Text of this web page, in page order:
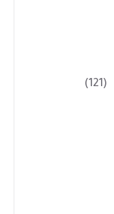
(121)